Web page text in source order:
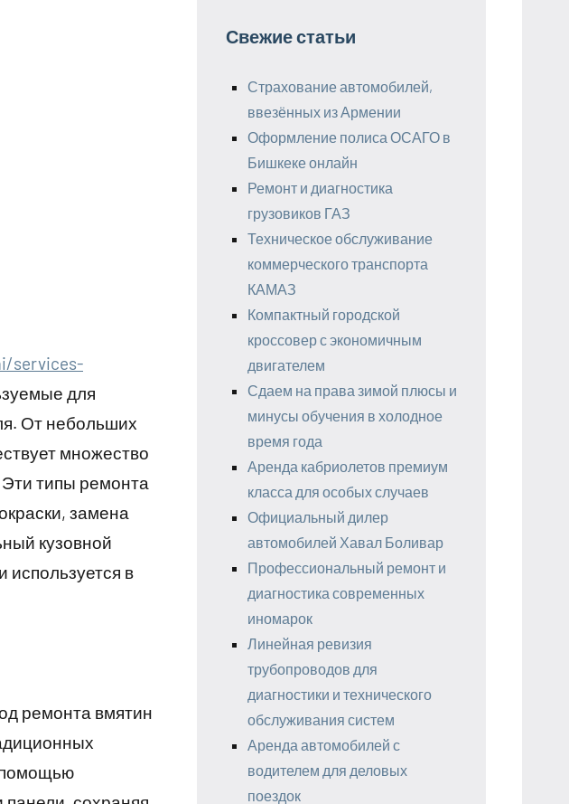
services-
для
От небольших
множество
типы ремонта
замена
кузовной
в
ремонта вмятин
помощью
Свежие статьи
Страхование автомобилей,
ввезённых из Армении
Оформление полиса ОСАГО в
Бишкеке онлайн
Ремонт и диагностика
грузовиков ГАЗ
Техническое обслуживание
коммерческого транспорта
КАМАЗ
Компактный городской
кроссовер с экономичным
двигателем
Сдаем на права зимой плюсы и
минусы обучения в холодное
время года
Аренда кабриолетов премиум
класса для особых случаев
Официальный дилер
автомобилей Хавал Боливар
Профессиональный ремонт и
диагностика современных
иномарок
Линейная ревизия
трубопроводов для
диагностики и технического
обслуживания систем
Аренда автомобилей с
водителем для деловых
поездок